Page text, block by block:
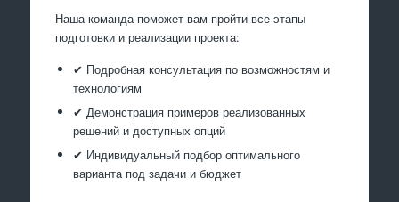
Наша команда поможет вам пройти все этапы
подготовки и реализации проекта:
✔ Подробная консультация по возможностям и
технологиям
✔ Демонстрация примеров реализованных
решений и доступных опций
✔ Индивидуальный подбор оптимального
варианта под задачи и бюджет